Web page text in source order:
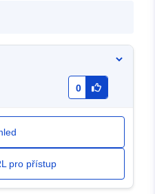
0
pro přístup